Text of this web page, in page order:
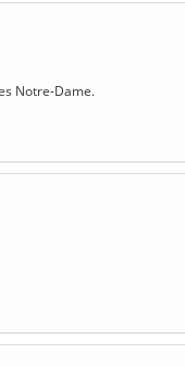
Notre-Dame.